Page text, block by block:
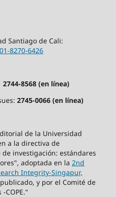
Santiago de Cali:
8270-6426
2744-8568 (en línea)
2745-0066 (en línea)
de la Universidad
a la directiva de
investigación: estándares
adoptada en la 2nd
Integrity-Singapur,
y por el Comité de
COPE."